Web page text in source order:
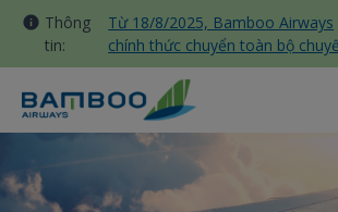
Thông
tin:
Từ 18/8/2025, Bamboo Airways
chính thức chuyển toàn bộ
bay nội địa sang nhà ga T3 Tân
Sơn Nhất
Dịch vụ đặc biệt -